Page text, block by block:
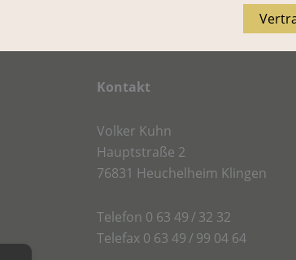
Kontakt
Volker Kuhn
Hauptstraße 2
76831 Heuchelheim Klingen
Telefon 0 63 49 / 32 32
Telefax 0 63 49 / 99 04 64